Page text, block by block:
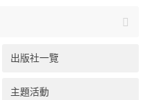
出版社一覽
主題活動